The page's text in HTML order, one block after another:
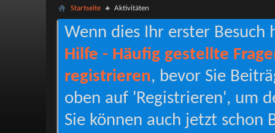
Startseite Aktivitäten
Wenn dies Ihr erster Besuch
Hilfe - Häufig gestellte
registrieren, bevor Sie
oben auf 'Registrieren', um
Sie können auch jetzt schon